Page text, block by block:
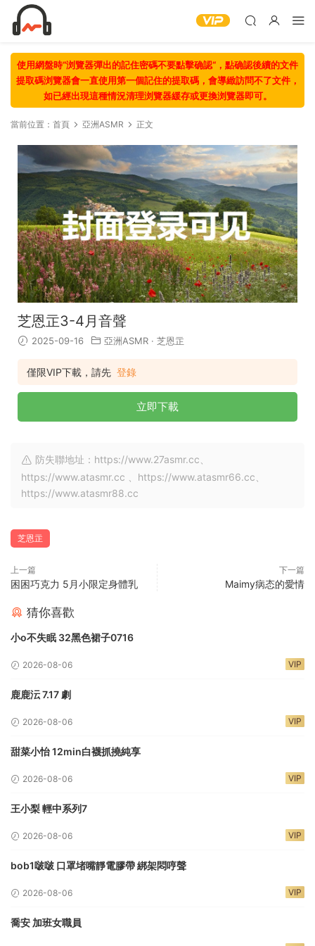
使用網盤時“浏覽器彈出的記住密碼不要點擊确認“，點确認後續的文件
提取碼浏覽器會一直使用第一個記住的提取碼，會導緻訪問不了文件，
如已經出現這種情況清理浏覽器緩存或更換浏覽器即可。
當前位置： 首頁 亞洲ASMR 正文
芝恩㱏3-4月音聲
2025-09-16 亞洲ASMR · 芝恩㱏
僅限VIP下載，請先 登錄
立即下載
防失聯地址：https://www.27asmr.cc、
https://www.atasmr.cc 、https://www.atasmr66.cc、
https://www.atasmr88.cc
芝恩㱏
上一篇
困困巧克力 5月小限定身體乳
下一篇
Maimy病态的愛情
猜你喜歡
小o不失眠 32黑色裙子0716
2026-08-06 VIP
鹿鹿沄 7.17 劇
2026-08-06 VIP
甜菜小怡 12min白襪抓撓純享
2026-08-06 VIP
王小梨 輕中系列7
2026-08-06 VIP
bob1啵啵 口罩堵嘴靜電膠帶 綁架悶哼聲
2026-08-06 VIP
喬安 加班女職員